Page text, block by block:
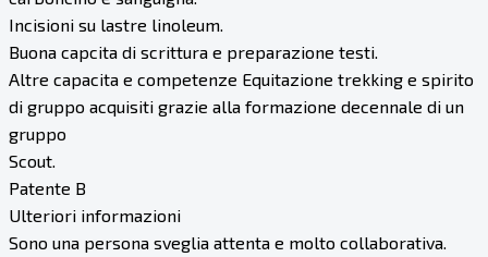
Incisioni su lastre linoleum.
Buona capcita di scrittura e preparazione testi.
Altre capacita e competenze Equitazione trekking e spirito
di gruppo acquisiti grazie alla formazione decennale di un
gruppo
Scout.
Patente B
Ulteriori informazioni
Sono una persona sveglia attenta e molto collaborativa.